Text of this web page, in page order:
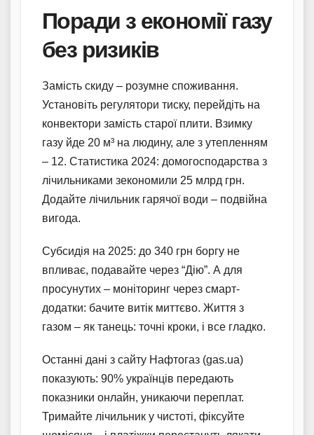
Поради з економії газу
без ризиків
Замість скиду – розумне споживання.
Установіть регулятори тиску, перейдіть на
конвектори замість старої плити. Взимку
газу йде 20 м³ на людину, але з утепленням
– 12. Статистика 2024: домогосподарства з
лічильниками зекономили 25 млрд грн.
Додайте лічильник гарячої води – подвійна
вигода.
Субсидія на 2025: до 340 грн боргу не
впливає, подавайте через “Дію”. А для
просунутих – моніторинг через смарт-
додатки: бачите витік миттєво. Життя з
газом – як танець: точні кроки, і все гладко.
Останні дані з сайту Нафтогаз (gas.ua)
показують: 90% українців передають
показники онлайн, уникаючи переплат.
Тримайте лічильник у чистоті, фіксуйте